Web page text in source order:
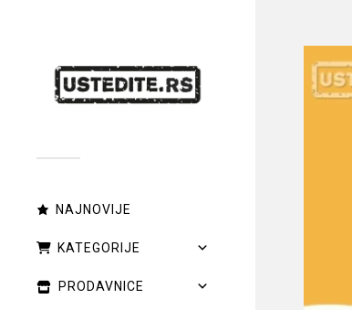
NAJNOVIJE
KATEGORIJE
PRODAVNICE